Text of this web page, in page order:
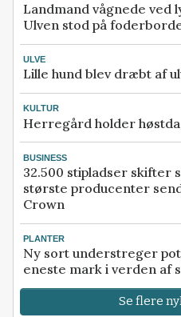
Landmand vågnede ved
Ulven stod på
ULVE
Lille hund blev dræbt af
KULTUR
Herregård holder
BUSINESS
32.500 stipladser skifter
største producenter
Crown
PLANTER
Ny sort understreger
eneste mark i verden af
Se flere